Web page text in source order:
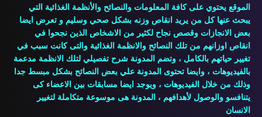
الموقع يحتوي على كافة المعلومات والنصائح والأنظمة الغذائية التي
يبحث عنها كل من يريد انقاص وزنه بشكل صحي وسليم و تعرض ايضا
بعض الانجازات وقصص نجاح لكثير من الاشخاص الذين نجحوا في
انقاص اوزانهم من تلك النصائح والانظمة الغذائية والتى كانت سبب في
تغيير حياتهم بالكامل ، وتضم المدونة شرح تفصيلي لتلك الانظمة مدعمة
بالفيديوهات ، وايضا تحتوى المدونة علي بعض النصائح بشكل مبسط جدا
وذلك من خلال الفيديوهات ، ويوجد ايضا مسابقات بين الاعضاء كى
يتنافسو والوصول لأهدافهم ، المدونة هى موسوعة متكاملة لتغيير
الانسان